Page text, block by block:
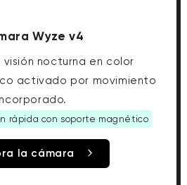
Wyze v4
visión nocturna en color
activado por movimiento
rápida con soporte magnético
la cámara